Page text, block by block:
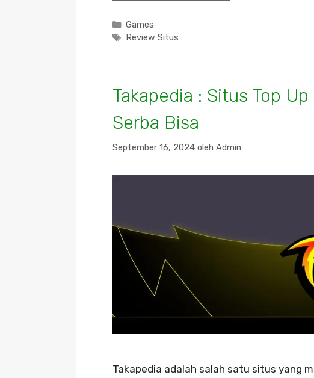
Kategori
Games
Tag
Review Situs
Takapedia : Situs Top
Serba Bisa
September 16, 2024 oleh Admin
Takapedia adalah salah satu situs yang